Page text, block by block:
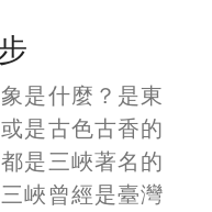
是什麼？是東
是古色古香的
是三峽著名的
峽曾經是臺灣